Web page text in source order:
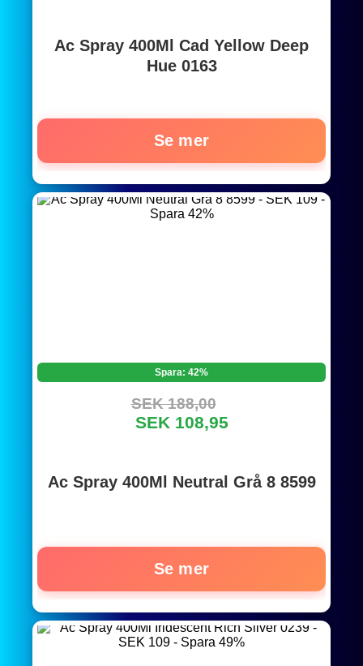
Ac Spray 400Ml Cad Yellow Deep
Hue 0163
Se mer
Spara: 42%
SEK 188,00
SEK 108,95
Ac Spray 400Ml Neutral Grå 8 8599
Se mer